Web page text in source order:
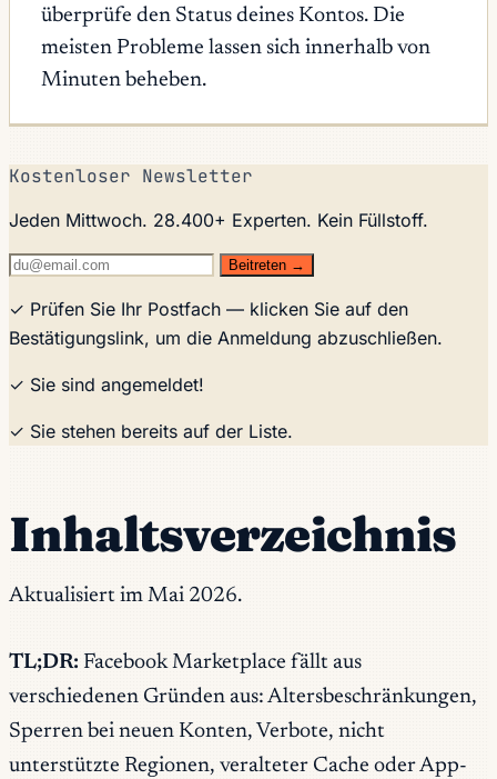
überprüfe den Status deines Kontos. Die
meisten Probleme lassen sich innerhalb von
Minuten beheben.
Kostenloser Newsletter
Jeden Mittwoch. 28.400+ Experten. Kein Füllstoff.
Beitreten →
✓ Prüfen Sie Ihr Postfach — klicken Sie auf den
Bestätigungslink, um die Anmeldung abzuschließen.
✓ Sie sind angemeldet!
✓ Sie stehen bereits auf der Liste.
Inhaltsverzeichnis
Aktualisiert im Mai 2026.
TL;DR: Facebook Marketplace fällt aus
verschiedenen Gründen aus: Altersbeschränkungen,
Sperren bei neuen Konten, Verbote, nicht
unterstützte Regionen, veralteter Cache oder App-